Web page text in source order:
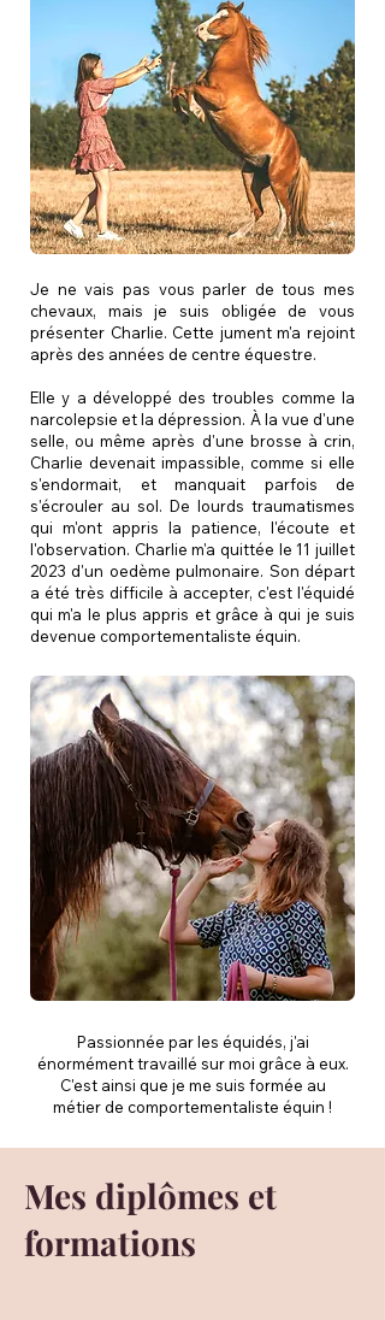
Je ne vais pas vous parler de tous mes
chevaux, mais je suis obligée de vous
présenter Charlie. Cette jument m'a rejoint
après des années de centre équestre.
Elle y a développé des troubles comme la
narcolepsie et la dépression. À la vue d'une
selle, ou même après d'une brosse à crin,
Charlie devenait impassible, comme si elle
s'endormait, et manquait parfois de
s'écrouler au sol. De lourds traumatismes
qui m'ont appris la patience, l'écoute et
l'observation. Charlie m'a quittée le 11 juillet
2023 d'un oedème pulmonaire. Son départ
a été très difficile à accepter, c'est l'équidé
qui m'a le plus appris et grâce à qui je suis
devenue comportementaliste équin.
Passionnée par les équidés, j'ai
énormément travaillé sur moi grâce à eux.
C'est ainsi que je me suis formée au
métier de comportementaliste équin !
Mes diplômes et
formations